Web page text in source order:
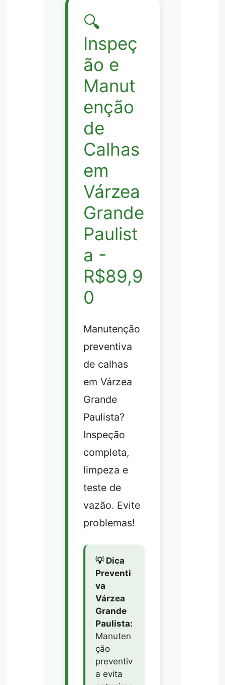
🔍
Inspeç
ão e
Manut
enção
de
Calhas
em
Várzea
Grande
Paulist
a -
R$89,9
0
Manutenção
preventiva
de calhas
em Várzea
Grande
Paulista?
Inspeção
completa,
limpeza e
teste de
vazão. Evite
problemas!
💡 Dica
Preventi
va
Várzea
Grande
Paulista:
Manuten
ção
preventiv
a evita